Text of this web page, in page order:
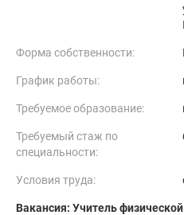
Форма собственности:
График работы:
Требуемое образование:
Требуемый стаж по
специальности:
Условия труда:
Вакансия: Учитель